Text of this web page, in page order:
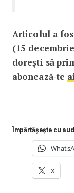
Articolul a
(15
dorești să
abonează-te
Împărtășește cu
X